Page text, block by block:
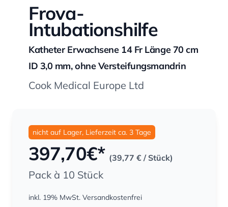
Frova-
Intubationshilfe
Katheter Erwachsene 14 Fr Länge 70 cm
ID 3,0 mm, ohne Versteifungsmandrin
Cook Medical Europe Ltd
nicht auf Lager, Lieferzeit ca. 3 Tage
397,70€* (39,77 € / Stück)
Pack à 10 Stück
inkl. 19% MwSt. Versandkostenfrei